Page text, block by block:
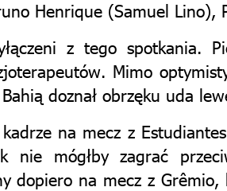
Henrique (Samuel Lino),
z tego spotkania.
Mimo
doznał obrzęku uda
na mecz z
mógłby zagrać
dopiero na mecz z